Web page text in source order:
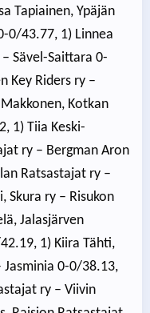
Tapiainen, Ypäjän
0/43.77, 1) Linnea
Sävel-Saittara 0-
Key Riders ry –
Kotkan
1) Tiia Keski-
ry – Bergman Aron
Ratsastajat ry –
Skura ry – Risukon
Jalasjärven
1) Kiira Tähti,
Jasminia 0-0/38.13,
ry – Viivin